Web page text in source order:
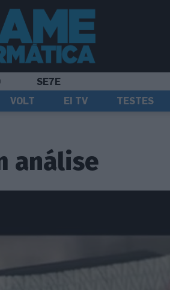
SE7E
VOLT EI TV TESTES
análise